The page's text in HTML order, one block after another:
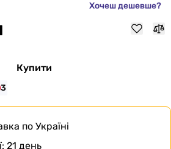
Хочеш дешевше?
Купити
3
по Україні
21 день